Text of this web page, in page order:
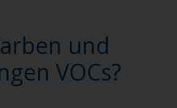
und
VOCs?